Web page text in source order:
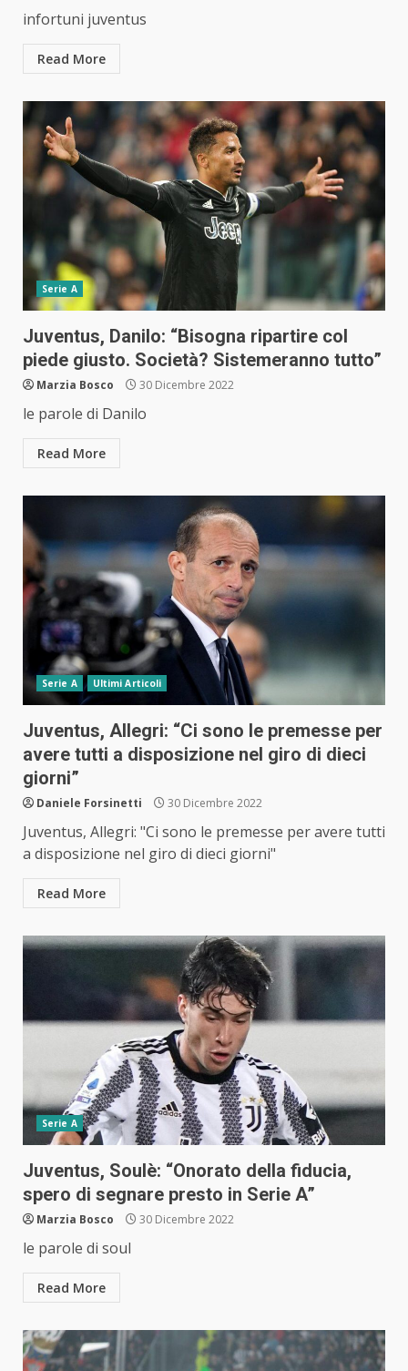
infortuni juventus
Read More
Serie A
Juventus, Danilo: “Bisogna ripartire col
piede giusto. Società? Sistemeranno tutto”
Marzia Bosco 30 Dicembre 2022
le parole di Danilo
Read More
Serie A Ultimi Articoli
Juventus, Allegri: “Ci sono le premesse per
avere tutti a disposizione nel giro di dieci
giorni”
Daniele Forsinetti 30 Dicembre 2022
Juventus, Allegri: "Ci sono le premesse per avere tutti
a disposizione nel giro di dieci giorni"
Read More
Serie A
Juventus, Soulè: “Onorato della fiducia,
spero di segnare presto in Serie A”
Marzia Bosco 30 Dicembre 2022
le parole di soul
Read More